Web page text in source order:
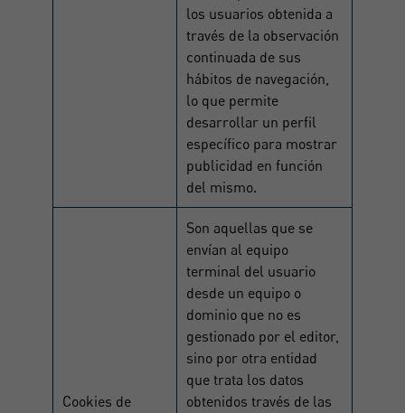
los usuarios obtenida a
través de la observación
continuada de sus
hábitos de navegación,
lo que permite
desarrollar un perfil
específico para mostrar
publicidad en función
del mismo.
Cookies de
Son aquellas que se
envían al equipo
terminal del usuario
desde un equipo o
dominio que no es
gestionado por el editor,
sino por otra entidad
que trata los datos
obtenidos través de las